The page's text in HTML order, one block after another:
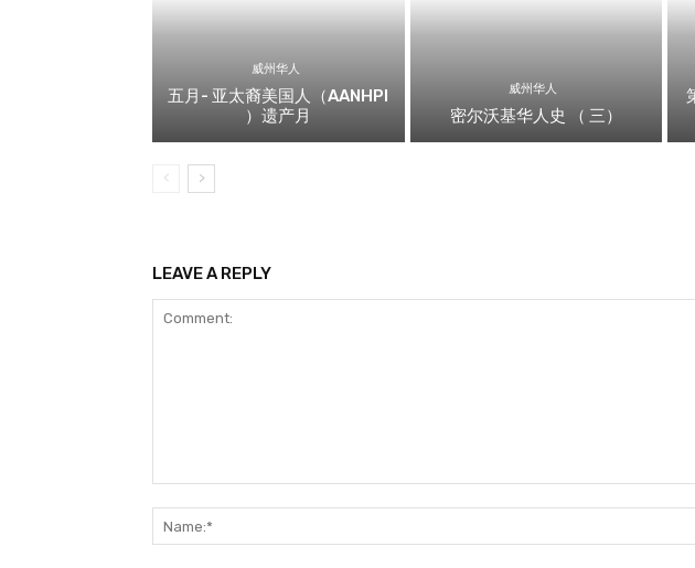
威州华人
五月- 亚太裔美国人（AANHPI
）遗产月
威州华人
密尔沃基华人史 （ 三）
LEAVE A REPLY